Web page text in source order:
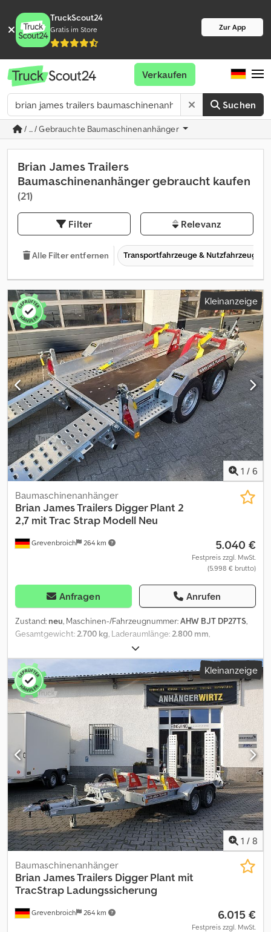
TruckScout24
Gratis im Store Zur App
Suchen
Verkaufen
/ ... / Gebrauchte Baumaschinenanhänger
Brian James Trailers
Baumaschinenanhänger gebraucht kaufen
(21)
Filter Relevanz
Alle Filter entfernen Transportfahrzeuge & Nutzfahrzeuge
Kleinanzeige
1 / 6
Grevenbroich 264 km
Baumaschinenanhänger
Brian James Trailers Digger Plant 2
2,7 mit Trac Strap Modell Neu
5.040 €
Festpreis zzgl. MwSt.
(5.998 € brutto)
Anfragen Anrufen
Zustand: neu, Maschinen-/Fahrzeugnummer:AHW BJT DP27TS,
Gesamtgewicht:2.700 kg, Laderaumlänge:2.800 mm,
, Baujahr:
Verkauf rund um die Uhr online auf trailershop de MO. - FR. 08-
12.30 und 14-18.00 UHR oder rund um die Uhr über unseren
Onlineshop auf trailershop de Inhalt und Bilder unterliegen
dem Urheberrecht - Logos Markenschutz 543-0110R-01+543-L-
08 07.26 Chedjzm Tb Sopfx Aqqea
Kleinanzeige
1 / 8
Grevenbroich 264 km
Baumaschinenanhänger
Brian James Trailers Digger Plant mit
TracStrap Ladungssicherung
6.015 €
Festpreis zzgl. MwSt.